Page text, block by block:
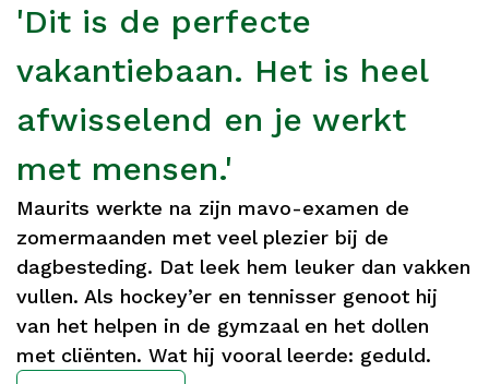
'Dit is de perfecte
vakantiebaan. Het is heel
afwisselend en je werkt
met mensen.'
Maurits werkte na zijn mavo-examen de
zomermaanden met veel plezier bij de
dagbesteding. Dat leek hem leuker dan vakken
vullen. Als hockey’er en tennisser genoot hij
van het helpen in de gymzaal en het dollen
met cliënten. Wat hij vooral leerde: geduld.